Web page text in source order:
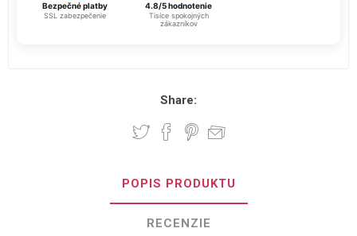
Bezpečné platby
SSL zabezpečenie
4.8/5 hodnotenie
Tisíce spokojných
zákazníkov
Share:
POPIS PRODUKTU
RECENZIE